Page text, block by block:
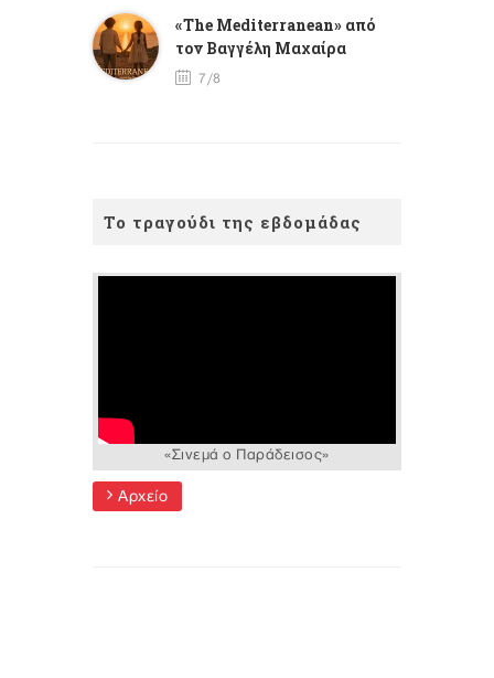
«The Mediterranean» από
τον Βαγγέλη Μαχαίρα
7/8
Το τραγούδι της εβδομάδας
«Σινεμά ο Παράδεισος»
Αρχείο